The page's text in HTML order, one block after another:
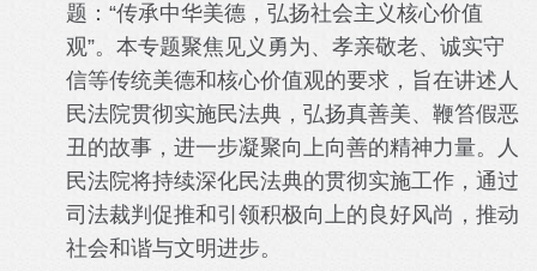
题：“传承中华美德，弘扬社会主义核心价值
观”。本专题聚焦见义勇为、孝亲敬老、诚实守
信等传统美德和核心价值观的要求，旨在讲述人
民法院贯彻实施民法典，弘扬真善美、鞭笞假恶
丑的故事，进一步凝聚向上向善的精神力量。人
民法院将持续深化民法典的贯彻实施工作，通过
司法裁判促推和引领积极向上的良好风尚，推动
社会和谐与文明进步。